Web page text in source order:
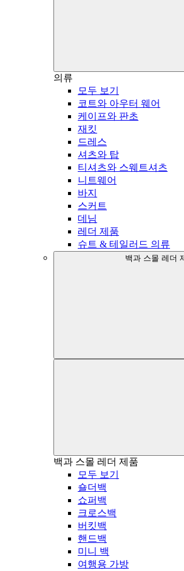
의류
모두 보기
코트와 아우터 웨어
케이프와 판초
재킷
드레스
셔츠와 탑
티셔츠와 스웨트셔츠
니트웨어
바지
스커트
데님
레더 제품
슈트 & 테일러드 의류
백과 스몰 레더
백과 스몰 레더 제품
모두 보기
숄더백
쇼퍼백
크로스백
버킷백
핸드백
미니 백
여행용 가방